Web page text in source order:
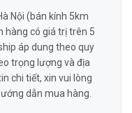
Nội (bán kính 5km
hàng có giá trị trên 5
áp dung theo quy
trọng lượng và địa
chi tiết, xin vui lòng
dẫn mua hàng.